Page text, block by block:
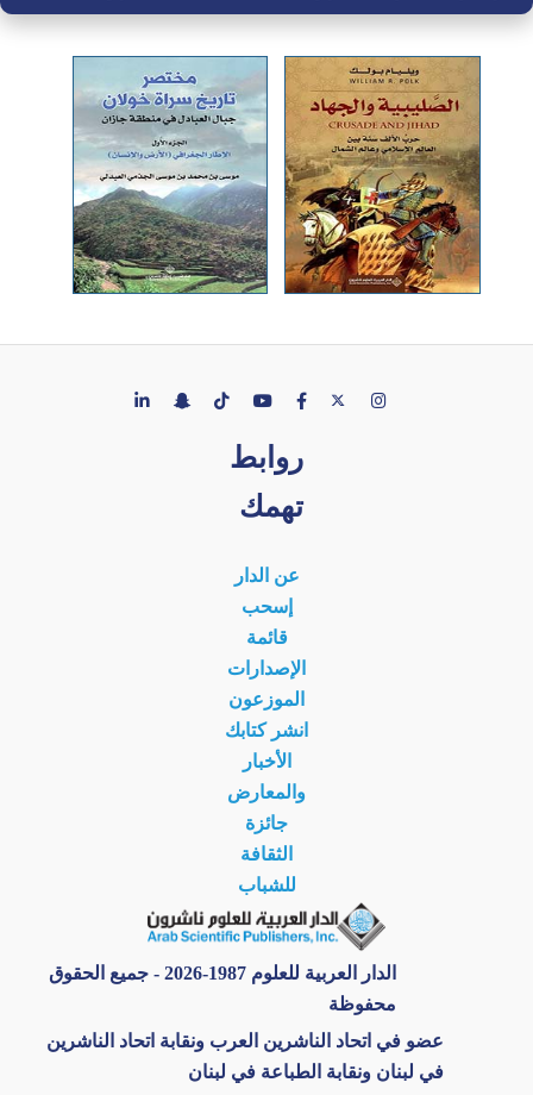
روابط
تهمك
عن الدار
إسحب
قائمة
الإصدارات
الموزعون
انشر كتابك
الأخبار
والمعارض
جائزة
الثقافة
للشباب
الدار العربية للعلوم 1987-2026 - جميع الحقوق
محفوظة
عضو في اتحاد الناشرين العرب ونقابة اتحاد الناشرين
في لبنان ونقابة الطباعة في لبنان